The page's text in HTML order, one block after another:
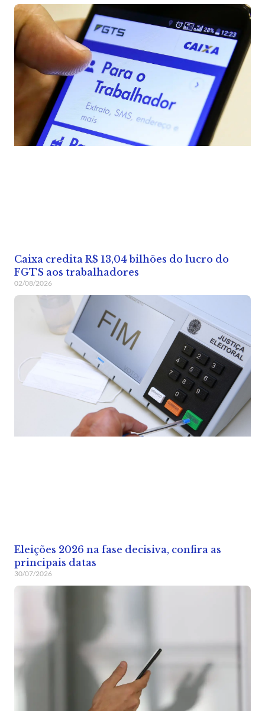
Caixa credita R$ 13,04 bilhões do lucro do
FGTS aos trabalhadores
02/08/2026
Eleições 2026 na fase decisiva, confira as
principais datas
30/07/2026